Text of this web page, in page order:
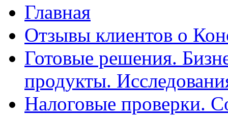
Главная
Отзывы клиентов о
Готовые решения.
продукты.
Налоговые проверки.